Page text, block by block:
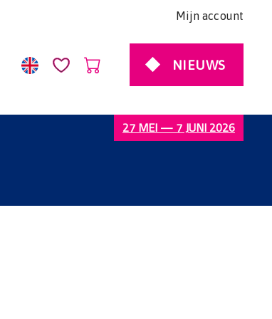
Mijn account
NIEUWS
27 MEI — 7 JUNI 2026